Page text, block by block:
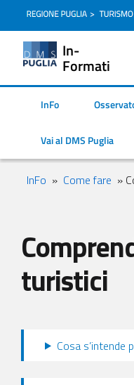
In-
Formati
InFo
Vai al DMS Puglia
InFo » Come fare »
turistici
Cosa s’intende